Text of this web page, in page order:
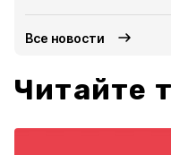
Все новости
Читайте